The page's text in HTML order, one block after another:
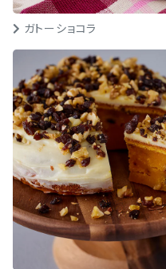
ガトーショコラ